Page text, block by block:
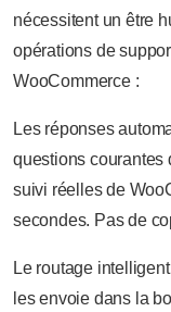
nécessitent un être
opérations de
WooCommerce :
Les réponses
questions courantes
suivi réelles de
secondes. Pas de
Le routage
les envoie dans la